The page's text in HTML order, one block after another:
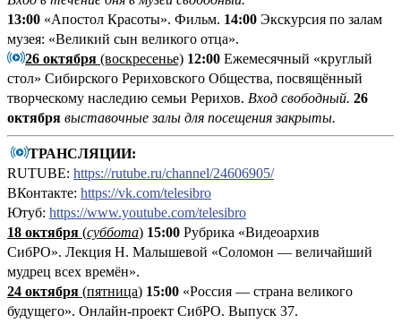
13:00 «Апостол Красоты». Фильм. 14:00 Экскурсия по залам
музея: «Великий сын великого отца».
26 октября (воскресенье) 12:00 Ежемесячный «круглый
стол» Сибирского Рериховского Общества, посвящённый
творческому наследию семьи Рерихов. Вход свободный. 26
октября выставочные залы для посещения закрыты.
ТРАНСЛЯЦИИ:
RUTUBE: https://rutube.ru/channel/24606905/
ВКонтакте: https://vk.com/telesibro
Ютуб: https://www.youtube.com/telesibro
18 октября (суббота) 15:00 Рубрика «Видеоархив
СибРО». Лекция Н. Малышевой «Соломон — величайший
мудрец всех времён».
24 октября (пятница) 15:00 «Россия — страна великого
будущего». Онлайн-проект СибРО. Выпуск 37.